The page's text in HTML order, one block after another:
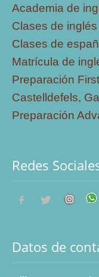
Academia de
Clases de
Clases de
Matrícula de
Preparación
Castelldefels,
Preparación
Redes
Datos de